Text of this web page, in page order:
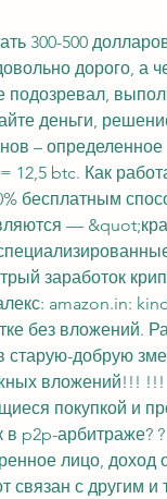
300-500
дорого, а
подозревал,
деньги,
– определенное
12,5 btc. Как
бесплатным
—
заработок
amazon.in:
без вложений.
старую-добрую
вложений!!! !!!
покупкой и
p2p-арбитраже?
лицо, доход
связан с другим и